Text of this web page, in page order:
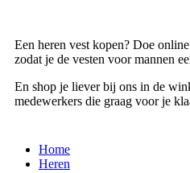
Een heren vest kopen? Doe
zodat je de vesten voor mannen
En shop je liever bij ons in de
medewerkers die graag voor je
Home
Heren